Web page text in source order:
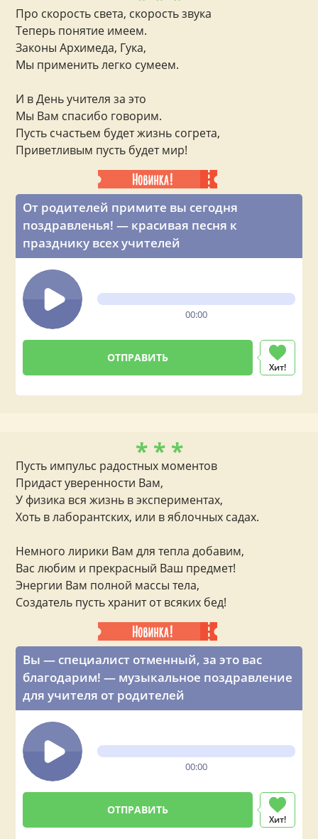
От родителей примите вы сегодня
поздравленья! — красивая песня к
празднику всех учителей
00:00
Хит!
Про скорость света, скорость звука
Теперь понятие имеем.
Законы Архимеда, Гука,
Мы применить легко сумеем.
И в День учителя за это
Мы Вам спасибо говорим.
Пусть счастьем будет жизнь согрета,
Приветливым пусть будет мир!
Вы — специалист отменный, за это вас
благодарим! — музыкальное поздравление
для учителя от родителей
00:00
Хит!
* * *
Пусть импульс радостных моментов
Придаст уверенности Вам,
У физика вся жизнь в экспериментах,
Хоть в лаборантских, или в яблочных садах.
Немного лирики Вам для тепла добавим,
Вас любим и прекрасный Ваш предмет!
Энергии Вам полной массы тела,
Создатель пусть хранит от всяких бед!